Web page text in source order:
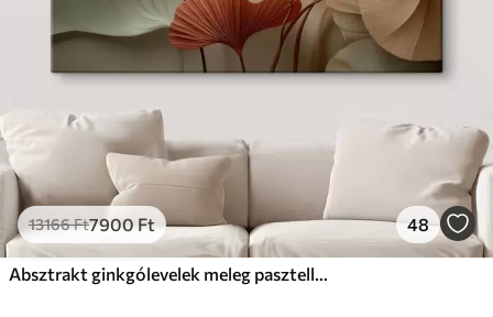
13166Ft7900Ft 48
Absztrakt ginkgólevelek meleg pasztell színekben